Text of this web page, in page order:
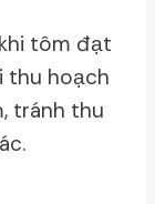
tôm đạt
thu hoạch
tránh thu